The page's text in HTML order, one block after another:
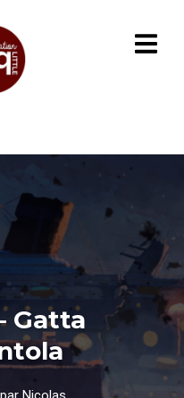
Gatta